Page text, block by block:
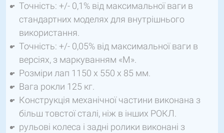
Точність: +/- 0,1% від максимальної ваги в
стандартних моделях для внутрішнього
використання.
Точність: +/- 0,05% від максимальної ваги в
версіях, з маркуванням «М».
Розміри лап 1150 x 550 x 85 мм.
Вага рокли 125 кг.
Конструкція механічної частини виконана з
більш товстої сталі, ніж в інших РОКЛ.
рульові колеса і задні ролики виконані з